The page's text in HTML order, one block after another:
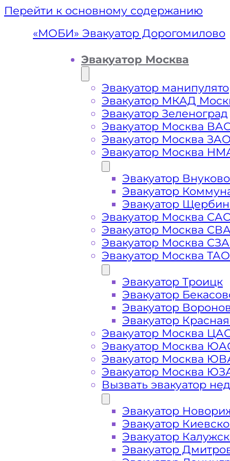
Перейти к основному содержанию
Вызвать эвакуатор
Эвакуатор Дорогомилово дешево -
ближайшего эвакуатора в
Погрузим бережно- в наличии
автомобиля по району
Перевезём аккуратно- за рулем
Цена известна при заказе услуги
стоимость услуг без скрытых
«МОБИ» Эвакуатор Дорогомилово
Эвакуатор Москва
Эвакуатор
Эвакуатор МКАД
Эвакуатор Зеленоград
Эвакуатор Москва
Эвакуатор Москва
Эвакуатор Москва
Эвакуатор Внуково
Эвакуатор
Эвакуатор
Эвакуатор Москва
Эвакуатор Москва
Эвакуатор Москва
Эвакуатор Москва ТАО
Эвакуатор Троицк
Эвакуатор
Эвакуатор
Эвакуатор
Эвакуатор Москва
Эвакуатор Москва
Эвакуатор Москва
Эвакуатор Москва
Вызвать эвакуатор
Эвакуатор
Эвакуатор
Эвакуатор
Эвакуатор